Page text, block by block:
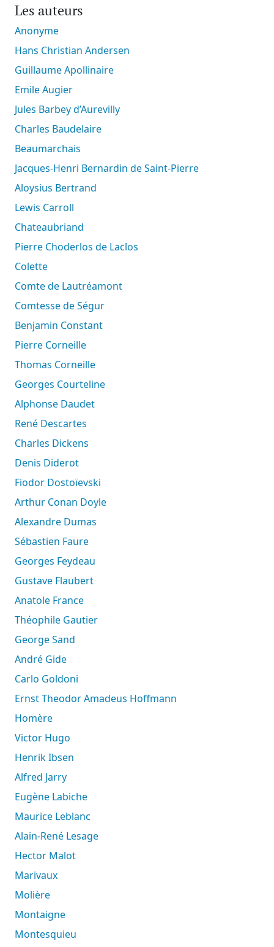
Les auteurs
Anonyme
Hans Christian Andersen
Guillaume Apollinaire
Emile Augier
Jules Barbey d’Aurevilly
Charles Baudelaire
Beaumarchais
Jacques-Henri Bernardin de Saint-Pierre
Aloysius Bertrand
Lewis Carroll
Chateaubriand
Pierre Choderlos de Laclos
Colette
Comte de Lautréamont
Comtesse de Ségur
Benjamin Constant
Pierre Corneille
Thomas Corneille
Georges Courteline
Alphonse Daudet
René Descartes
Charles Dickens
Denis Diderot
Fiodor Dostoïevski
Arthur Conan Doyle
Alexandre Dumas
Sébastien Faure
Georges Feydeau
Gustave Flaubert
Anatole France
Théophile Gautier
George Sand
André Gide
Carlo Goldoni
Ernst Theodor Amadeus Hoffmann
Homère
Victor Hugo
Henrik Ibsen
Alfred Jarry
Eugène Labiche
Maurice Leblanc
Alain-René Lesage
Hector Malot
Marivaux
Molière
Montaigne
Montesquieu